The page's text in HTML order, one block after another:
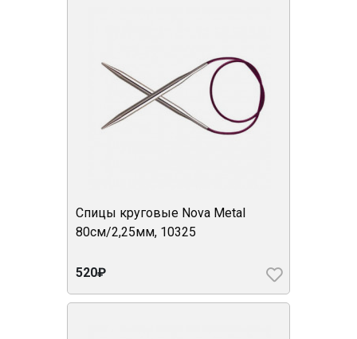
Спицы круговые Nova Metal
80см/2,25мм, 10325
520₽